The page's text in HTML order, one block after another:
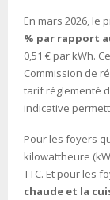
En mars 2026, le
% par rapport
0,51 € par kWh.
Commission de
tarif réglementé
indicative
Pour les foyers
kilowattheure
TTC. Et pour les
chaude et la